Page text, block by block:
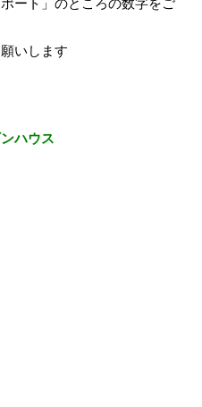
ート」のところの数字をご
いします
ハウス